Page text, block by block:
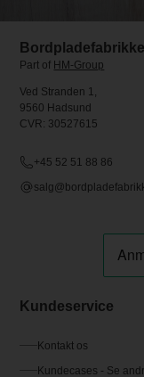
Part of HM-Group
Ved Stranden 1,
9560 Hadsund
CVR: 30527615
+45 52 51 88 86
Kundeservice
Kontakt os
Kundecases - Se